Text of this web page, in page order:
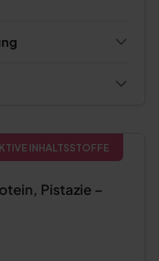
INHALTSSTOFFE
Pistazie –